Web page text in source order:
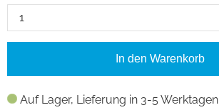
Auf Lager, Lieferung in 3-5 Werktagen
In den Warenkorb